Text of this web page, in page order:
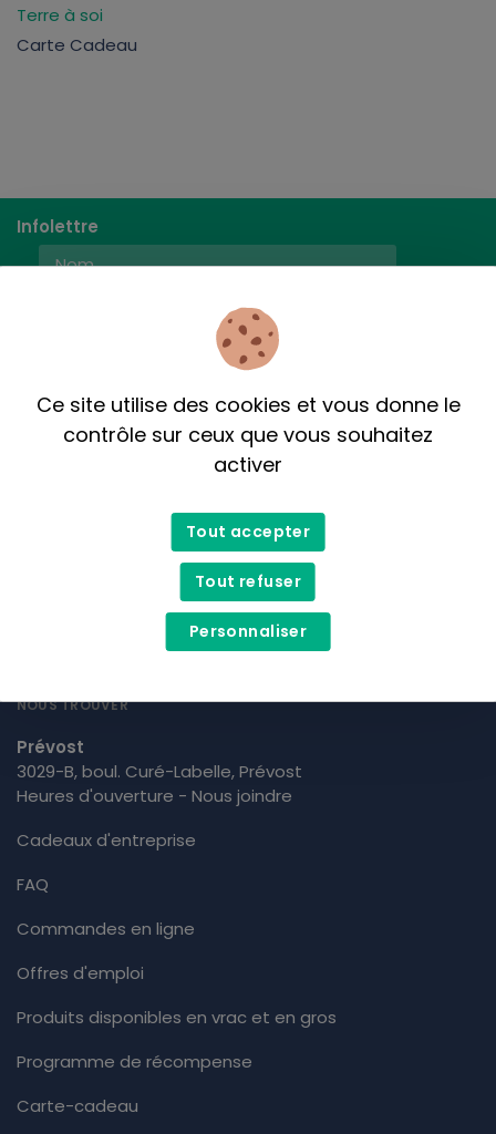
Terre à soi
Carte Cadeau
Infolettre
NOUS TROUVER
Prévost
3029-B, boul. Curé-Labelle, Prévost
Heures d'ouverture - Nous joindre
Cadeaux d'entreprise
FAQ
Commandes en ligne
Offres d'emploi
Produits disponibles en vrac et en gros
Programme de récompense
Carte-cadeau
Ce site utilise des cookies et vous donne le
contrôle sur ceux que vous souhaitez
activer
Tout accepter
Tout refuser
Personnaliser